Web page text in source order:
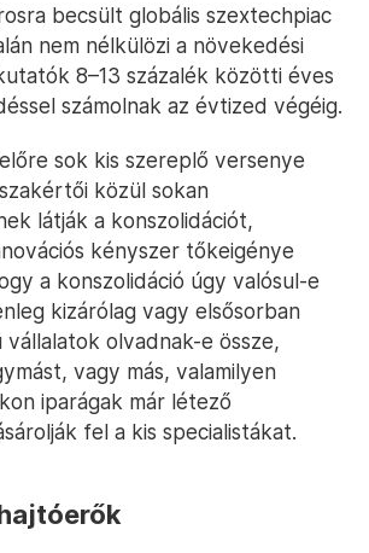
becsült globális szextechpiac
nem nélkülözi a növekedési
8–13 százalék közötti éves
számolnak az évtized végéig.
sok kis szereplő versenye
közül sokan
látják a konszolidációt,
kényszer tőkeigénye
a konszolidáció úgy valósul-e
kizárólag vagy elsősorban
olvadnak-e össze,
vagy más, valamilyen
iparágak már létező
fel a kis specialistákat.